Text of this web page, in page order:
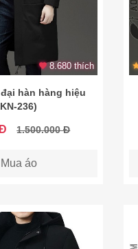
8.680 thích
hàn hàng hiệu
236)
1.500.000 Đ
áo